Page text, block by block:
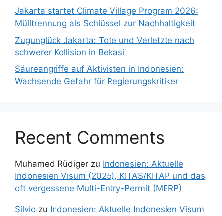
Jakarta startet Climate Village Program 2026:
Mülltrennung als Schlüssel zur Nachhaltigkeit
Zugunglück Jakarta: Tote und Verletzte nach
schwerer Kollision in Bekasi
Säureangriffe auf Aktivisten in Indonesien:
Wachsende Gefahr für Regierungskritiker
Recent Comments
Muhamed Rüdiger zu Indonesien: Aktuelle
Indonesien Visum (2025), KITAS/KITAP und das
oft vergessene Multi-Entry-Permit (MERP)
Silvio zu Indonesien: Aktuelle Indonesien Visum